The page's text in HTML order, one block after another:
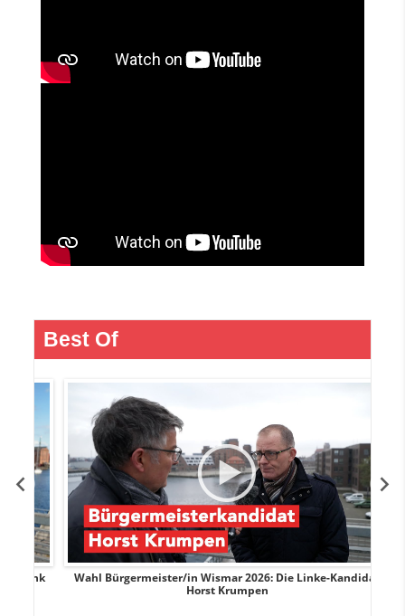
Best Of
Wahl Bürgermeister/in Wismar 2026: Die Linke-Kandidat
Horst Krumpen